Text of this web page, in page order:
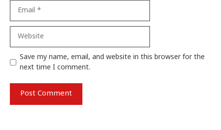
Website
Save my name, email, and website in this browser for the
next time I comment.